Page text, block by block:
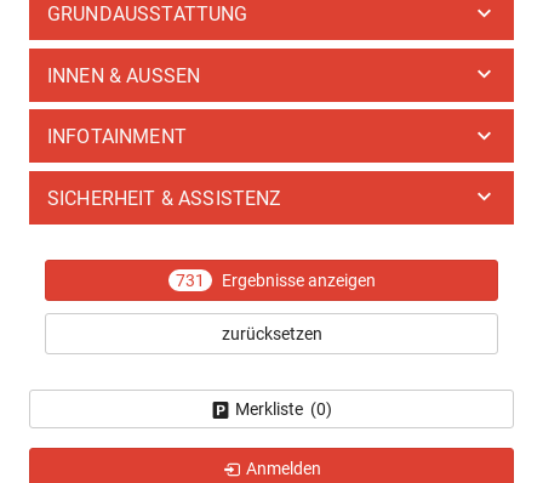
GRUNDAUSSTATTUNG
INNEN & AUSSEN
INFOTAINMENT
SICHERHEIT & ASSISTENZ
731 Ergebnisse anzeigen
zurücksetzen
Merkliste (0)
Anmelden